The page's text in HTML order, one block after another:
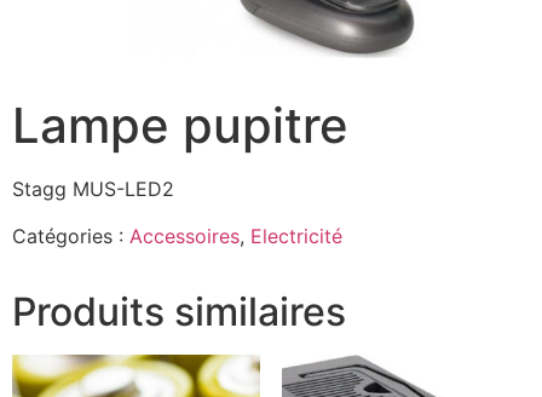
Lampe pupitre
Stagg MUS-LED2
Catégories : Accessoires, Electricité
Produits similaires